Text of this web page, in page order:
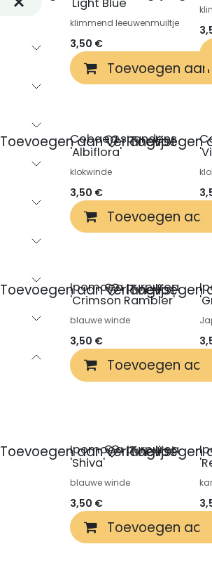
'Light Blue'
klimmend leeuwenmuiltje
3,50 €
Toevoegen
Cobaea scandens
'Albiflora'
klokwinde
3,50 €
Toevoegen
Toevoegen aan verlanglijst
Toevoegen
Ipomoea purpurea
'Crimson Rambler'
blauwe winde
3,50 €
Toevoegen
Toevoegen aan verlanglijst
Toevoegen
Ipomoea purpurea
'Shiva'
blauwe winde
3,50 €
Toevoegen
Toevoegen aan verlanglijst
Toevoegen